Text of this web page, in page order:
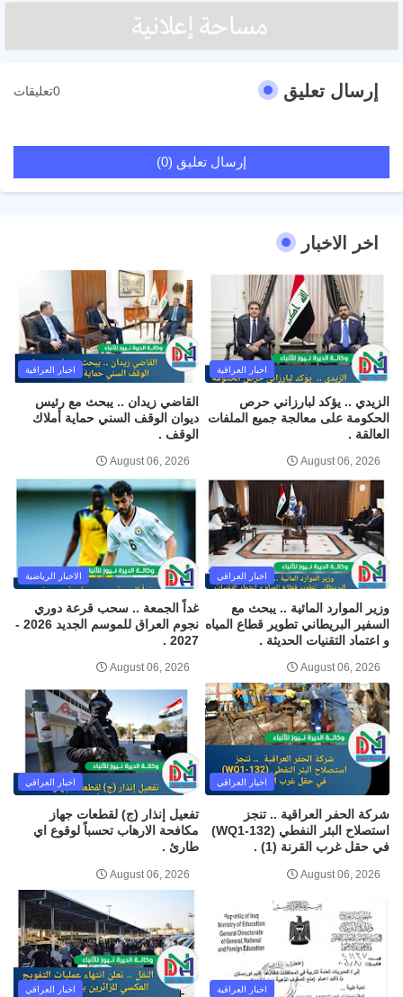
إرسال تعليق 0تعليقات
إرسال تعليق (0)
اخر الاخبار
اخبار العراقية
الزيدي .. يؤكد لبارزاني حرص
الحكومة على معالجة جميع الملفات
العالقة .
August 06, 2026
اخبار العراقية
القاضي زيدان .. يبحث مع رئيس
ديوان الوقف السني حماية أملاك
الوقف .
August 06, 2026
اخبار العراقي
وزير الموارد المائية .. يبحث مع
السفير البريطاني تطوير قطاع المياه
و اعتماد التقنيات الحديثة .
August 06, 2026
الاخبار الرياضية
غداً الجمعة .. سحب قرعة دوري
نجوم العراق للموسم الجديد 2026 -
2027 .
August 06, 2026
اخبار العراقي
شركة الحفر العراقية .. تنجز
استصلاح البئر النفطي (WQ1-132)
في حقل غرب القرنة (1) .
August 06, 2026
اخبار العراقي
تفعيل إنذار (ج) لقطعات جهاز
مكافحة الارهاب تحسباً لوقوع اي
طارئ .
August 06, 2026
اخبار العراقية اخبار العراقي